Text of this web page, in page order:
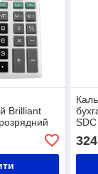
Brilliant
324